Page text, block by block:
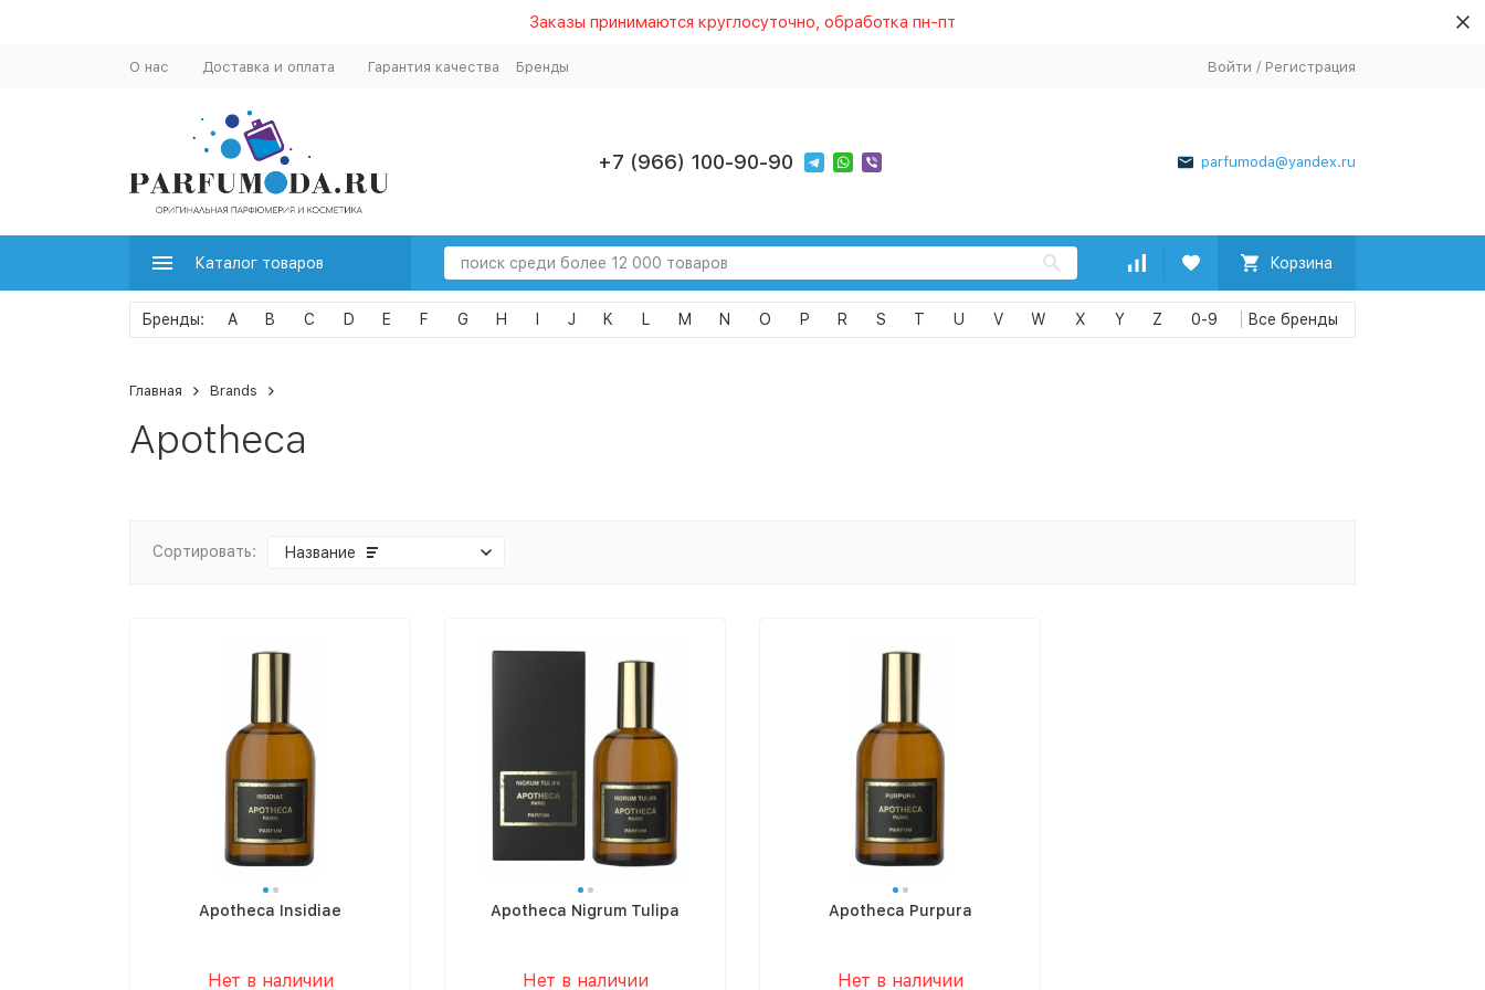
Заказы принимаются круглосуточно, обработка пн-пт
О нас Доставка и оплата Гарантия качества Бренды Войти / Регистрация
+7 (966) 100-90-90 parfumoda@yandex.ru
Каталог товаров Корзина
A B C D E F G H J K L M N O P R S T U V W X Y Z 0-9
Главная Brands
Apotheca
Сортировать: Название
Apotheca Insidiae
Нет в наличии
Apotheca Nigrum Tulipa
Нет в наличии
Apotheca Purpura
Нет в наличии